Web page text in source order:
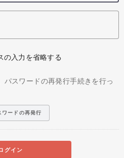
の入力を省略する
パスワードの再発行手続きを行っ
ワードの再発行
グイン